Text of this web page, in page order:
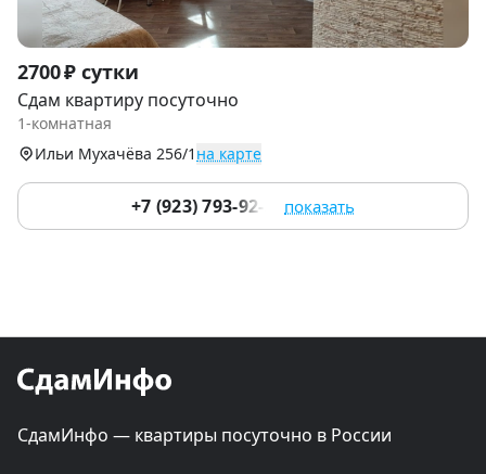
Item
1
of
9
2700 ₽ сутки
Сдам квартиру посуточно
1-комнатная
Ильи Мухачёва 256/1 на карте
+7 (923) 793-92-55 показать
СдамИнфо — квартиры посуточно в России